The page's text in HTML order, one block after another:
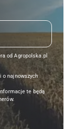
od Agropolska.pl
o najnowszych
te będą